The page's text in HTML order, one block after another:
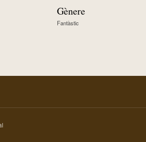
Gènere
Fantàstic